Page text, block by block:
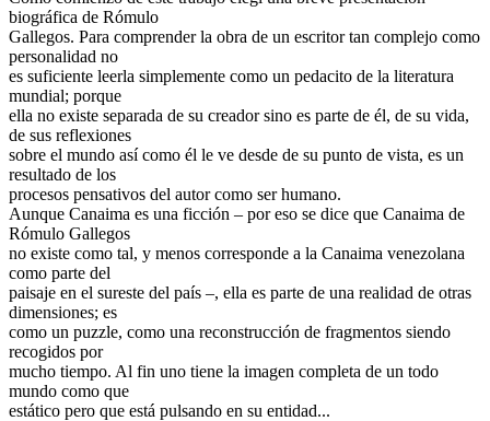
biográfica de Rómulo
Gallegos. Para comprender la obra de un escritor tan complejo como
personalidad no
es suficiente leerla simplemente como un pedacito de la literatura
mundial; porque
ella no existe separada de su creador sino es parte de él, de su vida,
de sus reflexiones
sobre el mundo así como él le ve desde de su punto de vista, es un
resultado de los
procesos pensativos del autor como ser humano.
Aunque Canaima es una ficción – por eso se dice que Canaima de
Rómulo Gallegos
no existe como tal, y menos corresponde a la Canaima venezolana
como parte del
paisaje en el sureste del país –, ella es parte de una realidad de otras
dimensiones; es
como un puzzle, como una reconstrucción de fragmentos siendo
recogidos por
mucho tiempo. Al fin uno tiene la imagen completa de un todo
mundo como que
estático pero que está pulsando en su entidad...